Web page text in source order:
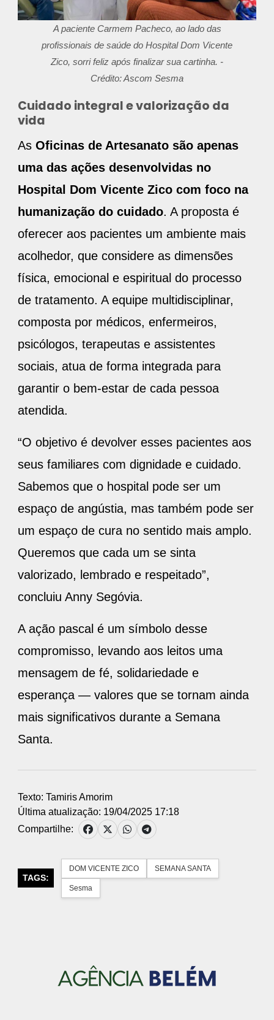
A paciente Carmem Pacheco, ao lado das
profissionais de saúde do Hospital Dom Vicente
Zico, sorri feliz após finalizar sua cartinha. -
Crédito: Ascom Sesma
Cuidado integral e valorização da
vida
As Oficinas de Artesanato são apenas
uma das ações desenvolvidas no
Hospital Dom Vicente Zico com foco na
humanização do cuidado. A proposta é
oferecer aos pacientes um ambiente mais
acolhedor, que considere as dimensões
física, emocional e espiritual do processo
de tratamento. A equipe multidisciplinar,
composta por médicos, enfermeiros,
psicólogos, terapeutas e assistentes
sociais, atua de forma integrada para
garantir o bem-estar de cada pessoa
atendida.
“O objetivo é devolver esses pacientes aos
seus familiares com dignidade e cuidado.
Sabemos que o hospital pode ser um
espaço de angústia, mas também pode ser
um espaço de cura no sentido mais amplo.
Queremos que cada um se sinta
valorizado, lembrado e respeitado”,
concluiu Anny Segóvia.
A ação pascal é um símbolo desse
compromisso, levando aos leitos uma
mensagem de fé, solidariedade e
esperança — valores que se tornam ainda
mais significativos durante a Semana
Santa.
Texto: Tamiris Amorim
Última atualização: 19/04/2025 17:18
Compartilhe:
TAGS:
DOM VICENTE ZICO SEMANA SANTA
Sesma